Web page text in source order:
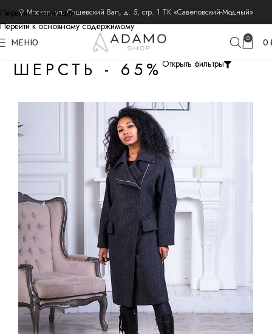
Перейти к навигации
Перейти к основному содержимому
⚲ Москва, ул. Сущевский Вал, д. 5, стр. 1 ТК «Савеловский-Модный»
МЕНЮ 0 0
ШЕРСТЬ - 65%Открыть фильтры